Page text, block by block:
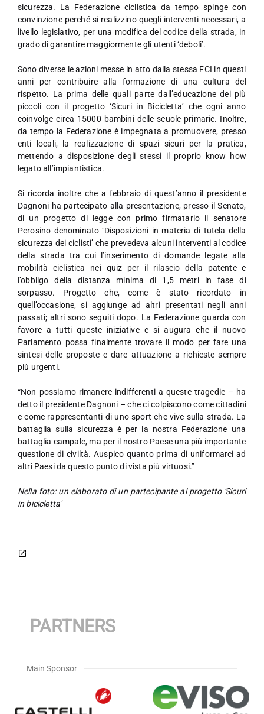
sicurezza. La Federazione ciclistica da tempo spinge con
convinzione perché si realizzino quegli interventi necessari, a
livello legislativo, per una modifica del codice della strada, in
grado di garantire maggiormente gli utenti ‘deboli’.
Sono diverse le azioni messe in atto dalla stessa FCI in questi
anni per contribuire alla formazione di una cultura del
rispetto. La prima delle quali parte dall’educazione dei più
piccoli con il progetto ‘Sicuri in Bicicletta’ che ogni anno
coinvolge circa 15000 bambini delle scuole primarie. Inoltre,
da tempo la Federazione è impegnata a promuovere, presso
enti locali, la realizzazione di spazi sicuri per la pratica,
mettendo a disposizione degli stessi il proprio know how
legato all’impiantistica.
Si ricorda inoltre che a febbraio di quest’anno il presidente
Dagnoni ha partecipato alla presentazione, presso il Senato,
di un progetto di legge con primo firmatario il senatore
Perosino denominato ‘Disposizioni in materia di tutela della
sicurezza dei ciclisti’ che prevedeva alcuni interventi al codice
della strada tra cui l’inserimento di domande legate alla
mobilità ciclistica nei quiz per il rilascio della patente e
l’obbligo della distanza minima di 1,5 metri in fase di
sorpasso. Progetto che, come è stato ricordato in
quell’occasione, si aggiunge ad altri presentati negli anni
passati; altri sono seguiti dopo. La Federazione guarda con
favore a tutti queste iniziative e si augura che il nuovo
Parlamento possa finalmente trovare il modo per fare una
sintesi delle proposte e dare attuazione a richieste sempre
più urgenti.
“Non possiamo rimanere indifferenti a queste tragedie – ha
detto il presidente Dagnoni – che ci colpiscono come cittadini
e come rappresentanti di uno sport che vive sulla strada. La
battaglia sulla sicurezza è per la nostra Federazione una
battaglia campale, ma per il nostro Paese una più importante
questione di civiltà. Auspico quanto prima di uniformarci ad
altri Paesi da questo punto di vista più virtuosi.”
Nella foto: un elaborato di un partecipante al progetto 'Sicuri
in bicicletta'
PARTNERS
Main Sponsor